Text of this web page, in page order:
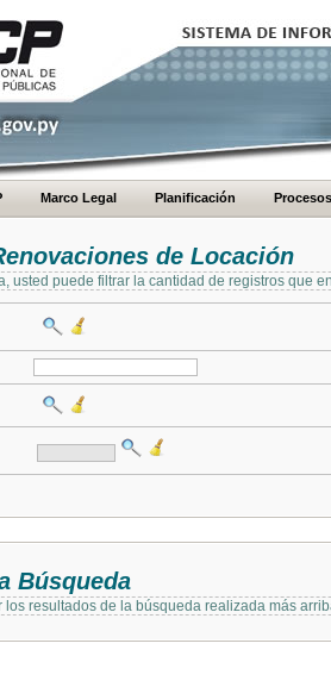
Marco Legal Planificación Procesos
de Locación
usted puede filtrar la cantidad de registros que
Búsqueda
los resultados de la búsqueda realizada más